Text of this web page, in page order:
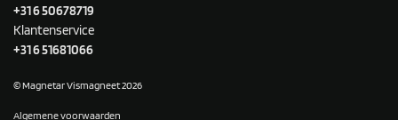
+31 6 50678719
Klantenservice
+31 6 51681066
© Magnetar Vismagneet 2026
Algemene voorwaarden